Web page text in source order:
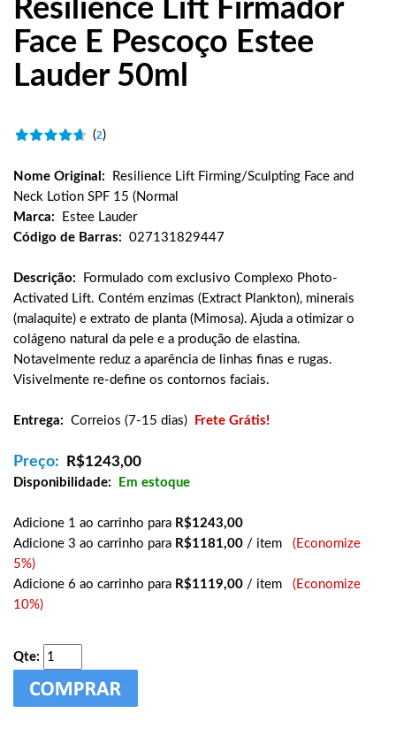
Resilience Lift Firmador
Face E Pescoço Estee
Lauder 50ml
(2)
Nome Original:
Resilience Lift Firming/Sculpting Face and
Neck Lotion SPF 15 (Normal
Marca:
Estee Lauder
Código de Barras: 027131829447
Descrição:
Formulado com exclusivo Complexo Photo-
Activated Lift. Contém enzimas (Extract Plankton), minerais
(malaquite) e extrato de planta (Mimosa). Ajuda a otimizar o
colágeno natural da pele e a produção de elastina.
Notavelmente reduz a aparência de linhas finas e rugas.
Visivelmente re-define os contornos faciais.
Entrega: Correios (7-15 dias) Frete Grátis!
Preço: R$1243,00
Disponibilidade: Em estoque
Adicione 1 ao carrinho para R$1243,00
Adicione 3 ao carrinho para R$1181,00 / item (Economize
5%)
Adicione 6 ao carrinho para R$1119,00 / item (Economize
10%)
Qte: